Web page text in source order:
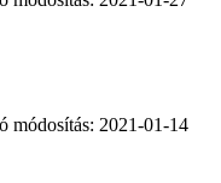
módosítás: 2021-01-14